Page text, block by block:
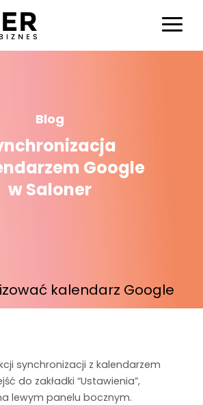
Blog
Google
w Saloner
kalendarz Google
synchronizacji z kalendarzem
do zakładki “Ustawienia”,
lewym panelu bocznym.